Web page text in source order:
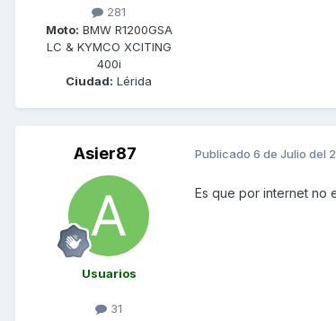
281
Moto: BMW R1200GSA
LC & KYMCO XCITING
400i
Ciudad: Lérida
Asier87
Usuarios
31
Publicado 6 de Julio del
Es que por internet no